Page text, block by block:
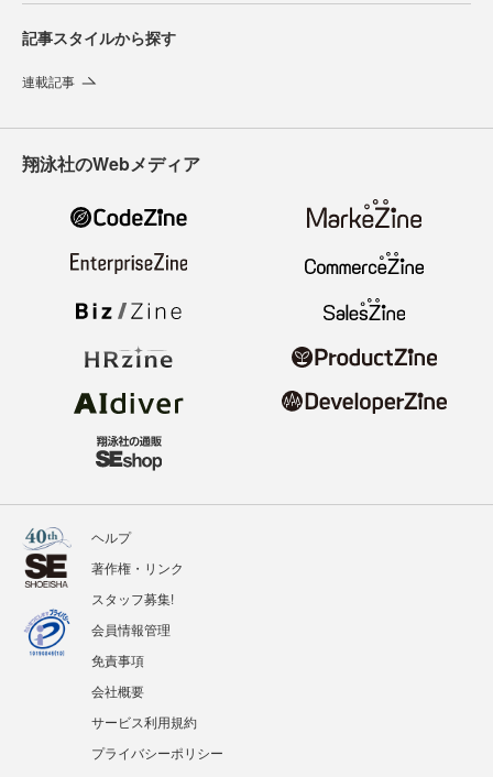
記事スタイルから探す
連載記事
翔泳社のWebメディア
ヘルプ
著作権・リンク
スタッフ募集!
会員情報管理
免責事項
会社概要
サービス利用規約
プライバシーポリシー